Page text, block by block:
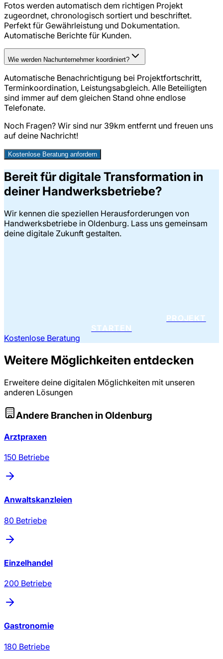
Fotos werden automatisch dem richtigen Projekt
zugeordnet, chronologisch sortiert und beschriftet.
Perfekt für Gewährleistung und Dokumentation.
Automatische Berichte für Kunden.
Wie werden Nachunternehmer koordiniert?
Automatische Benachrichtigung bei Projektfortschritt,
Terminkoordination, Leistungsabgleich. Alle Beteiligten
sind immer auf dem gleichen Stand ohne endlose
Telefonate.
Noch Fragen? Wir sind nur 39km entfernt und freuen uns
auf deine Nachricht!
Kostenlose Beratung anfordern
Bereit für digitale Transformation in
deiner Handwerksbetriebe?
Wir kennen die speziellen Herausforderungen von
Handwerksbetriebe in Oldenburg. Lass uns gemeinsam
deine digitale Zukunft gestalten.
PROJEKT
STARTEN
Kostenlose Beratung
Weitere Möglichkeiten entdecken
Erweitere deine digitalen Möglichkeiten mit unseren
anderen Lösungen
Andere Branchen inOldenburg
Arztpraxen
150 Betriebe
Anwaltskanzleien
80 Betriebe
Einzelhandel
200 Betriebe
Gastronomie
180 Betriebe